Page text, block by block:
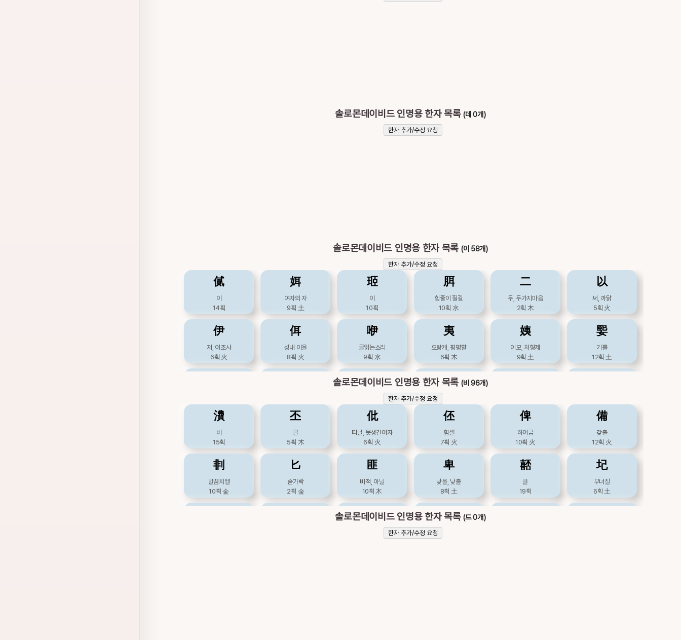
솔로몬데이비드 인명용 한자 목록(데 0개)
한자 추가/수정 요청
솔로몬데이비드 인명용 한자 목록 (이 58개)
한자 추가/수정 요청
㒃
이
14획
㛅
여자의 자
9획 土
㺿
이
10획
䏪
힘줄이 질길
10획 水
二
두, 두가지마음
2획 木
以
써, 까닭
5획 火
伊
저, 어조사
6획 火
佴
성내 이을
8획 火
咿
글읽는소리
9획 水
夷
오랑캐, 평평할
6획 木
姨
이모, 처형제
9획 土
媐
기쁠
12획 土
5획水
9획
已
3획土
巸
9획土
14획木
6획金
彛
떳떳할, 법, 종묘제기
16획火
彝
떳떳할
18획火
怡
기뻐할
8획火
恞
기꺼울
9획
敡
업신여길
12획
杝
나무이름
7획木
栭
두공, 버섯이름
10획
栮
버섯, 느타리
10획木
歋
서로웃을
14획
洟
콧물, 눈물,
9획水
洢
물이름
9획
洱
물이름
9획
솔로몬데이비드 인명용 한자 목록 (비 96개)
한자 추가/수정 요청
㵒
비
15획
丕
클
5획 木
仳
떠날, 못생긴여자
6획 火
伾
힘셀
7획 火
俾
하여금
10획 火
備
갖출
12획 火
剕
발꿈치벨
10획 金
匕
숟가락
2획 金
匪
비적, 아닐
10획 木
卑
낮을, 낮출
8획 土
嚭
클
19획
圮
무너질
6획 土
奰 妃
6획
솔로몬데이비드 인명용 한자 목록(드 0개)
한자 추가/수정 요청